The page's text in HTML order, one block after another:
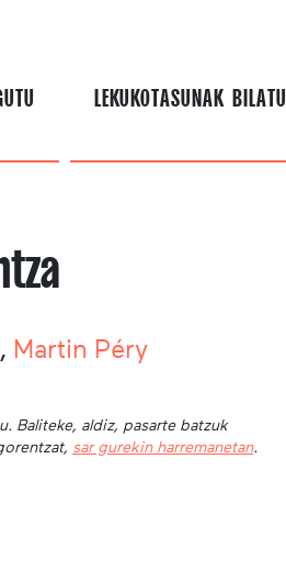
LEKUKOTASUNAK BILATU
, Martin Péry
Baliteke, aldiz, pasarte batzuk
sar gurekin harremanetan.